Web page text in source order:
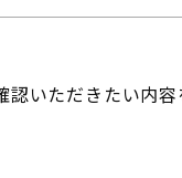
いただきたい内